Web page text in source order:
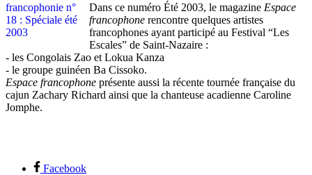
Dans ce numéro Été 2003, le magazine Espace
francophone rencontre quelques artistes
francophones ayant participé au Festival “Les
Escales” de Saint-Nazaire :
- les Congolais Zao et Lokua Kanza
- le groupe guinéen Ba Cissoko.
Espace francophone présente aussi la récente tournée française du
cajun Zachary Richard ainsi que la chanteuse acadienne Caroline
Jomphe.
Facebook